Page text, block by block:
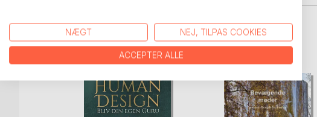
FLERE TITLER HOSBoD
NÆGT NEJ, TILPAS COOKIES
ACCEPTER ALLE